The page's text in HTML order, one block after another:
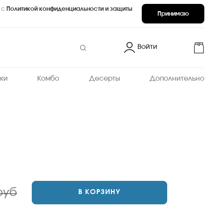
Принимаю
с Политикой конфиденциальности и защиты
Войти
Комбо Десерты Дополнительно
В КОРЗИНУ